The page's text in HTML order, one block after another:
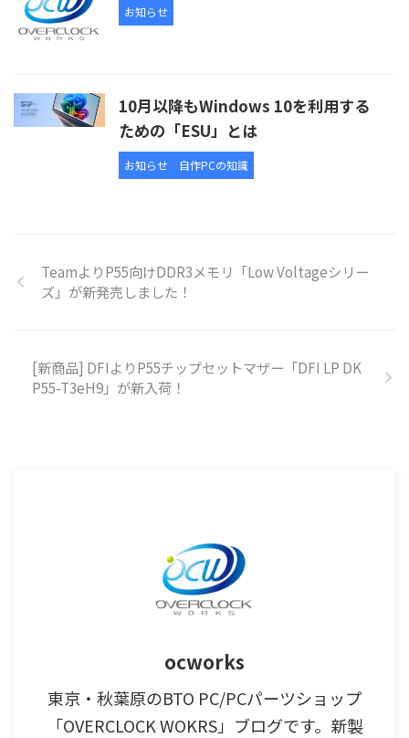
お知らせ
10月以降もWindows 10を利用する
ための「ESU」とは
お知らせ 自作PCの知識
TeamよりP55向けDDR3メモリ「Low Voltageシリー
ズ」が新発売しました！
[新商品] DFIよりP55チップセットマザー「DFI LP DK
P55-T3eH9」が新入荷！
ocworks
東京・秋葉原のBTO PC/PCパーツショップ
「OVERCLOCK WOKRS」ブログです。新製